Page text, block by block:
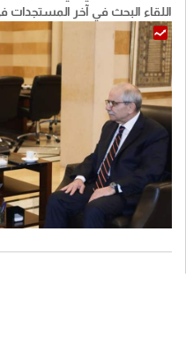
اللقاء البحث في آخر المستجدات
التي تجمع لبنان والمملكة العربية